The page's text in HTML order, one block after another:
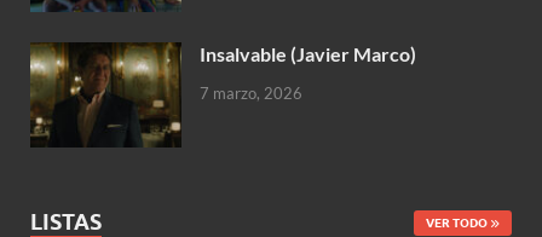
Insalvable (Javier Marco)
7 marzo, 2026
LISTAS VER TODO